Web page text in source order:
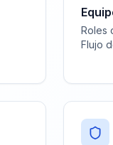
Roles
Flujo